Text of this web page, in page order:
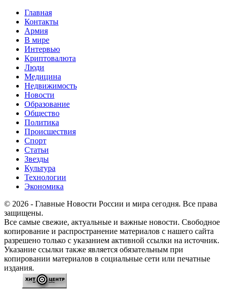
Главная
Контакты
Армия
В мире
Интервью
Криптовалюта
Люди
Медицина
Недвижимость
Новости
Образование
Общество
Политика
Происшествия
Спорт
Статьи
Звезды
Культура
Технологии
Экономика
© 2026 - Главные Новости России и мира сегодня. Все права
защищены.
Все самые свежие, актуальные и важные новости. Свободное
копирование и распространение материалов с нашего сайта
разрешено только с указанием активной ссылки на источник.
Указание ссылки также является обязательным при
копировании материалов в социальные сети или печатные
издания.